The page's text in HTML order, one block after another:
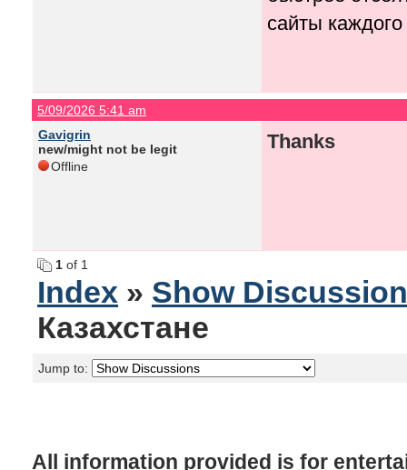
сайты
5/09/2026 5:41 am
Gavigrin
new/might not be legit
Offline
Thanks
1 of 1
Index » Show
Казахстане
Jump to:
All information provided is for